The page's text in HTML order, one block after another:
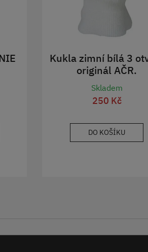
Kukla zimní bílá 3
originál AČR.
Skladem
250 Kč
DO KOŠÍKU